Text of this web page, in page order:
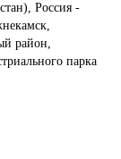
Россия -
район,
парка